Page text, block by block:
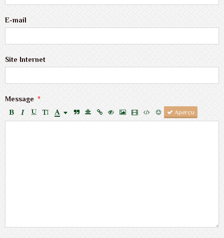
E-mail
Site Internet
Message
Aperçu